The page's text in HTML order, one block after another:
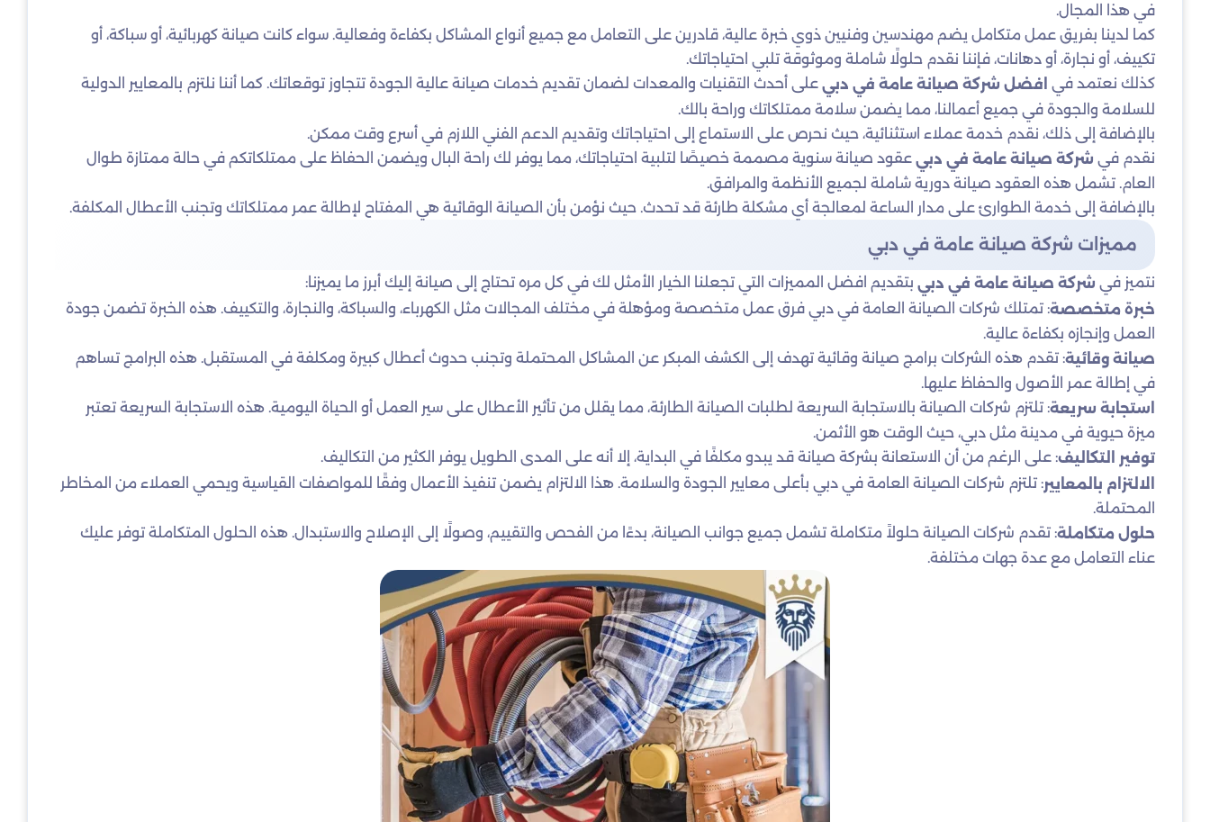
في هذا المجال.
كما لدينا بفريق عمل متكامل يضم مهندسين وفنيين ذوي خبرة عالية، قادرين على التعامل مع جميع أنواع المشاكل بكفاءة وفعالية. سواء كانت صيانة كهربائية، أو سباكة، أو
تكييف، أو نجارة، أو دهانات، فإننا نقدم حلولًا شاملة وموثوقة تلبي احتياجاتك.
كذلك نعتمد في افضل شركة صيانة عامة في دبي على أحدث التقنيات والمعدات لضمان تقديم خدمات صيانة عالية الجودة تتجاوز توقعاتك. كما أننا نلتزم بالمعايير الدولية
للسلامة والجودة في جميع أعمالنا، مما يضمن سلامة ممتلكاتك وراحة بالك.
بالإضافة إلى ذلك، نقدم خدمة عملاء استثنائية، حيث نحرص على الاستماع إلى احتياجاتك وتقديم الدعم الفني اللازم في أسرع وقت ممكن.
نقدم في شركة صيانة عامة في دبي عقود صيانة سنوية مصممة خصيصًا لتلبية احتياجاتك، مما يوفر لك راحة البال ويضمن الحفاظ على ممتلكاتكم في حالة ممتازة طوال
العام. تشمل هذه العقود صيانة دورية شاملة لجميع الأنظمة والمرافق.
بالإضافة إلى خدمة الطوارئ على مدار الساعة لمعالجة أي مشكلة طارئة قد تحدث. حيث نؤمن بأن الصيانة الوقائية هي المفتاح لإطالة عمر ممتلكاتك وتجنب الأعطال المكلفة.
مميزات شركة صيانة عامة في دبي
نتميز في شركة صيانة عامة في دبي بتقديم افضل المميزات التي تجعلنا الخيار الأمثل لك في كل مره تحتاج إلى صيانة إليك أبرز ما يميزنا:
خبرة متخصصة: تمتلك شركات الصيانة العامة في دبي فرق عمل متخصصة ومؤهلة في مختلف المجالات مثل الكهرباء، والسباكة، والنجارة، والتكييف. هذه الخبرة تضمن جودة
العمل وإنجازه بكفاءة عالية.
صيانة وقائية: تقدم هذه الشركات برامج صيانة وقائية تهدف إلى الكشف المبكر عن المشاكل المحتملة وتجنب حدوث أعطال كبيرة ومكلفة في المستقبل. هذه البرامج تساهم
في إطالة عمر الأصول والحفاظ عليها.
استجابة سريعة: تلتزم شركات الصيانة بالاستجابة السريعة لطلبات الصيانة الطارئة، مما يقلل من تأثير الأعطال على سير العمل أو الحياة اليومية. هذه الاستجابة السريعة تعتبر
ميزة حيوية في مدينة مثل دبي، حيث الوقت هو الأثمن.
توفير التكاليف: على الرغم من أن الاستعانة بشركة صيانة قد يبدو مكلفًا في البداية، إلا أنه على المدى الطويل يوفر الكثير من التكاليف.
الالتزام بالمعايير: تلتزم شركات الصيانة العامة في دبي بأعلى معايير الجودة والسلامة. هذا الالتزام يضمن تنفيذ الأعمال وفقًا للمواصفات القياسية ويحمي العملاء من المخاطر
المحتملة.
حلول متكاملة: تقدم شركات الصيانة حلولاً متكاملة تشمل جميع جوانب الصيانة، بدءًا من الفحص والتقييم، وصولًا إلى الإصلاح والاستبدال. هذه الحلول المتكاملة توفر عليك
عناء التعامل مع عدة جهات مختلفة.